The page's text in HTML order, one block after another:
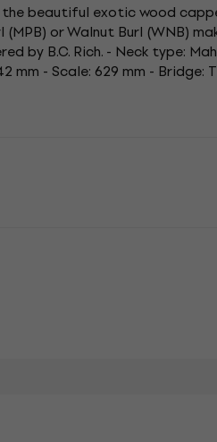
beautiful exotic wood
or Walnut Burl (WNB)
B.C. Rich. - Neck type:
- Scale: 629 mm - Bridge: